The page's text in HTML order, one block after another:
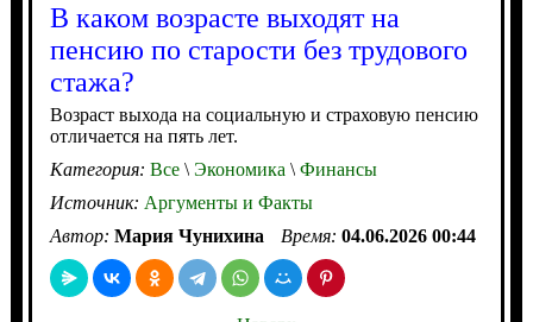
В каком возрасте выходят на
пенсию по старости без трудового
стажа?
Возраст выхода на социальную и страховую пенсию
отличается на пять лет.
Категория: Все\Экономика \Финансы
Источник: Аргументы и Факты
Автор: Мария Чунихина Время: 04.06.2026 00:44